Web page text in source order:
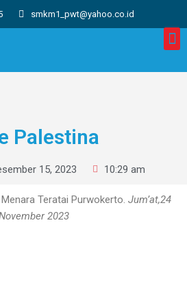
smkm1_pwt@yahoo.co.id
Palestina
15, 2023 10:29 am
Teratai Purwokerto. Jum’at,24
2023